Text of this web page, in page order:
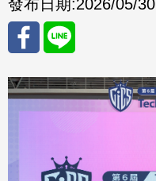
發布日期:2026/05/30
分享
至
分享
至